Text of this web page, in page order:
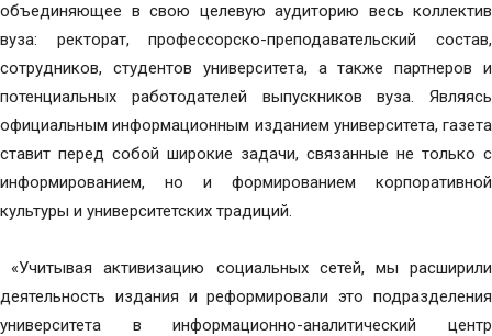
объединяющее в свою целевую аудиторию весь коллектив
вуза: ректорат, профессорско-преподавательский состав,
сотрудников, студентов университета, а также партнеров и
потенциальных работодателей выпускников вуза. Являясь
официальным информационным изданием университета, газета
ставит перед собой широкие задачи, связанные не только с
информированием, но и формированием корпоративной
культуры и университетских традиций.
«Учитывая активизацию социальных сетей, мы расширили
деятельность издания и реформировали это подразделения
университета в информационно-аналитический центр